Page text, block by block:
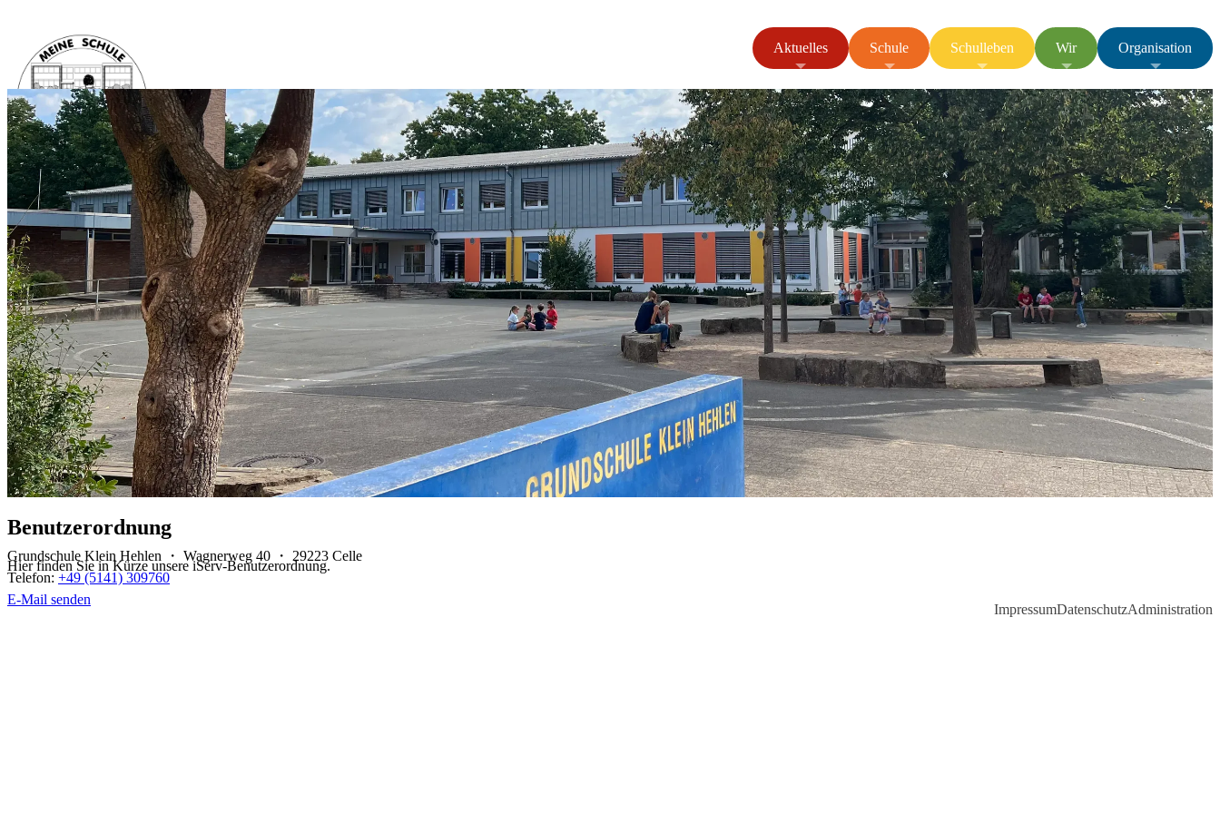
Aktuelles Schule Schulleben Wir Organisation
Be­nut­zer­ord­nung
Hier fin­den Sie in Kür­ze un­se­re iServ-Be­nut­zer­ord­nung.
ImpressumDatenschutzAdministration
Grundschule Klein Hehlen ・ Wagnerweg 40 ・ 29223 Celle
Telefon: +49 (5141) 309760
E-Mail senden